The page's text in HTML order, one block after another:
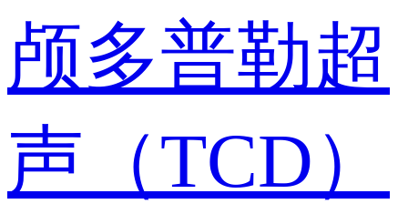
颅多普勒超
声（TCD）